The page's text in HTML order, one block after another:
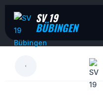
SV 19
BÜBINGEN